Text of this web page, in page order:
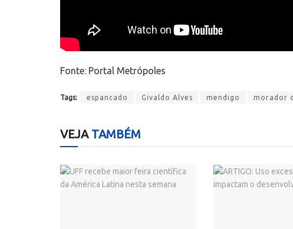
Fonte: Portal Metrópoles
Tags: espancado Givaldo Alves mendigo morador
VEJATAMBÉM